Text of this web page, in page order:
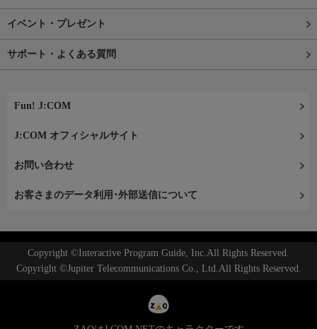
イベント・プレゼント
サポート・よくある質問
Fun! J:COM
J:COM オフィシャルサイト
お問い合わせ
お客さまのデータ利用･外部送信について
Copyright ©Interactive Program Guide, Inc.All Rights Reserved.
Copyright ©Jupiter Telecommunications Co., Ltd.All Rights Reserved.